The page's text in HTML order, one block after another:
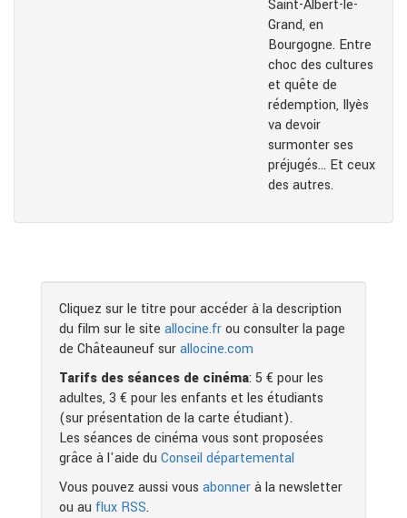
Saint-Albert-le-
Grand, en
Bourgogne. Entre
choc des cultures
et quête de
rédemption, Ilyès
va devoir
surmonter ses
préjugés… Et ceux
des autres.
Cliquez sur le titre pour accéder à la description
du film sur le site allocine.frou consulter la page
de Châteauneuf surallocine.com
Tarifs des séances de cinéma: 5 € pour les
adultes, 3 € pour les enfants et les étudiants
(sur présentation de la carte étudiant).
Les séances de cinéma vous sont proposées
grâce à l'aide du Conseil départemental
Vous pouvez aussi vous abonnerà la newsletter
ou au flux RSS.